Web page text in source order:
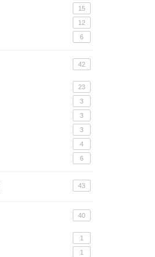
15
12
6
42
23
3
3
3
4
6
43
40
1
1